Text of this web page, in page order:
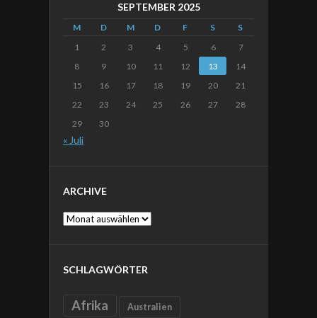
SEPTEMBER 2025
M D M D F S
S
1
2 3 4 5 6
7
8
9 10 11 12 13
14
15
16 17 18 19 20
21
22
23 24 25 26 27
28
29
30
« Juli
ARCHIVE
Archive
SCHLAGWÖRTER
Afrika Australien